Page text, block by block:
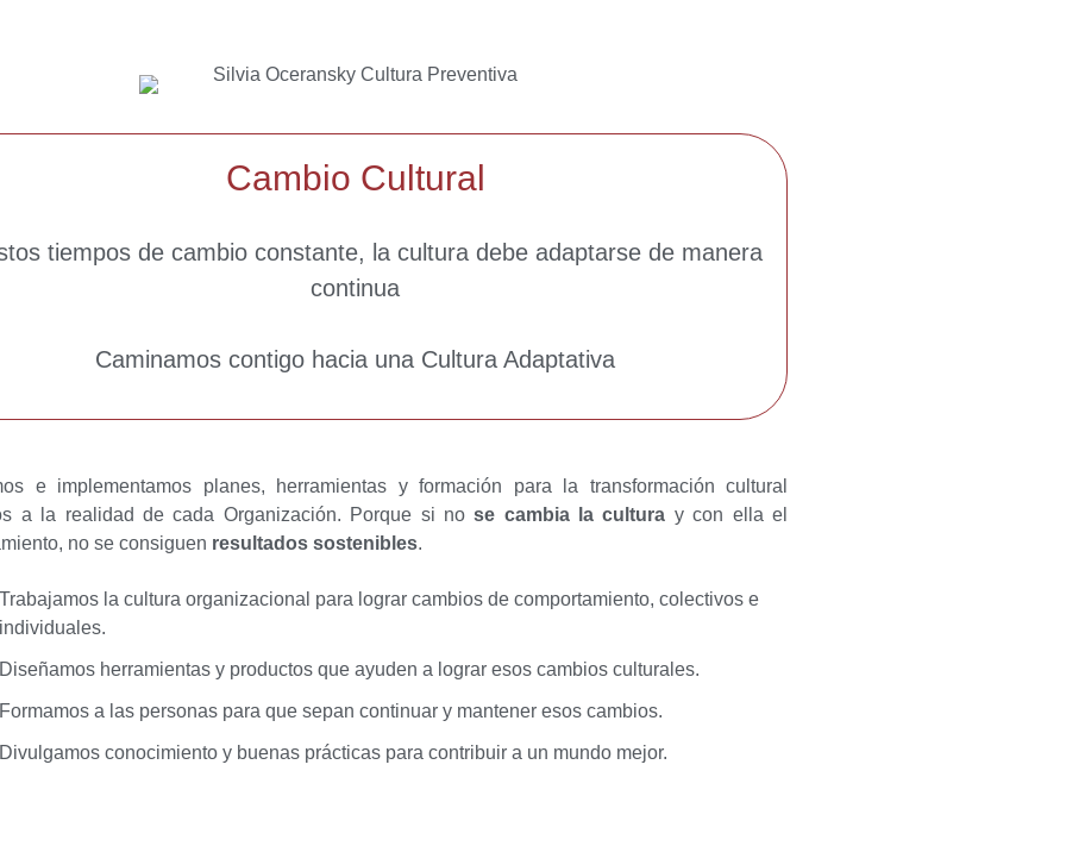
Cambio Cultural
tiempos de cambio constante, la cultura debe adaptarse de manera
continua
Caminamos contigo hacia una Cultura Adaptativa
e implementamos planes, herramientas y formación para la transformación cultural
a la realidad de cada Organización. Porque si nose cambia la cultura y con ella el
no se consiguen resultados sostenibles.
Trabajamos la cultura organizacional para lograr cambios de comportamiento, colectivos e
individuales.
Diseñamos herramientas y productos que ayuden a lograr esos cambios culturales.
Formamos a las personas para que sepan continuar y mantener esos cambios.
Divulgamos conocimiento y buenas prácticas para contribuir a un mundo mejor.